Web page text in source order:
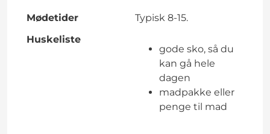
Mødetider
Typisk 8-15.
Huskeliste
gode sko, så du
kan gå hele
dagen
madpakke eller
penge til mad